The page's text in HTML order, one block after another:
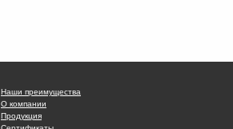
Наши преимущества
О компании
Продукция